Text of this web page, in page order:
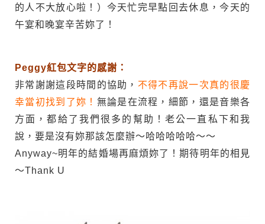
的人不大放心啦！）今天忙完早點回去休息，今天的
午宴和晚宴辛苦妳了！
Peggy紅包文字的感謝：
非常謝謝這段時間的協助， 不得不再說一次真的很慶
幸當初找到了妳！ 無論是在流程，細節，還是音樂各
方面，都給了我們很多的幫助！老公一直私下和我
說，要是沒有妳那該怎麼辦～哈哈哈哈哈～～
Anyway~明年的結婚場再麻煩妳了！期待明年的相見
～Thank U